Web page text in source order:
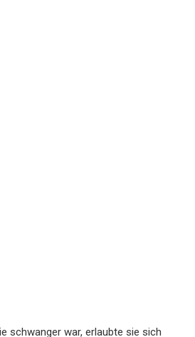
schwanger war, erlaubte sie sich